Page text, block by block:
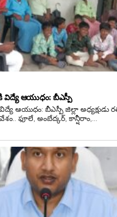
విద్యే ఆయుధం: బీఎస్పీ
ఆయుధం: బీఎస్పీ జిల్లా అధ్యక్షుడు
ఫూలే, అంబేద్కర్, కాన్షీరాం,...